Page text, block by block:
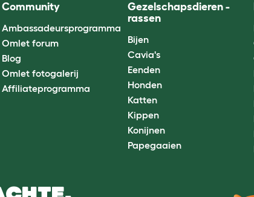
Community
Ambassadeursprogramma
Omlet forum
Blog
Omlet fotogalerij
Affiliateprogramma
Gezelschapsdieren -
rassen
Bijen
Cavia's
Eenden
Honden
Katten
Kippen
Konijnen
Papegaaien